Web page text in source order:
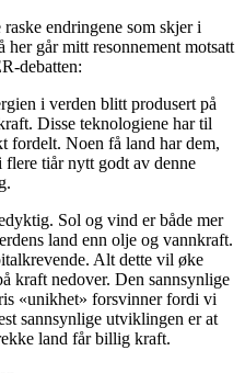
endringene som skjer i
her går mitt resonnement motsatt
debatten:
i verden blitt produsert på
Disse teknologiene har til
fordelt. Noen få land har dem,
tiår nytt godt av denne
Sol og vind er både mer
land enn olje og vannkraft.
Alt dette vil øke
kraft nedover. Den sannsynlige
«unikhet» forsvinner fordi vi
sannsynlige utviklingen er at
land får billig kraft.